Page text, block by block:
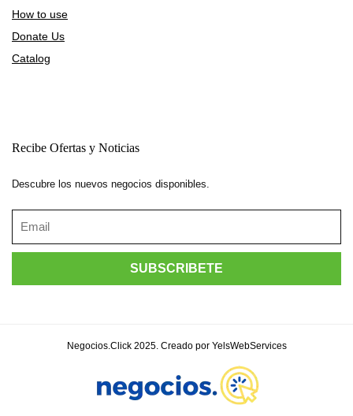
How to use
Donate Us
Catalog
Recibe Ofertas y Noticias
Descubre los nuevos negocios disponibles.
Negocios.Click 2025. Creado por YelsWebServices